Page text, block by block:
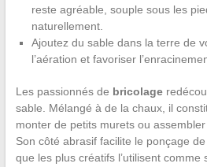
reste agréable, souple sous les
naturellement.
Ajoutez du sable dans la terre de
l’aération et favoriser
Les passionnés de bricolage
sable. Mélangé à de la chaux, il
monter de petits murets ou
Son côté abrasif facilite le ponçage
que les plus créatifs l’utilisent comme